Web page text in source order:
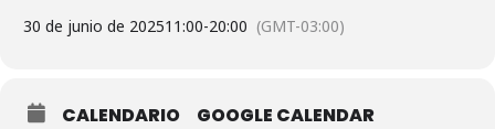
30 de junio de 202511:00-20:00 (GMT-03:00)
CALENDARIO GOOGLE CALENDAR